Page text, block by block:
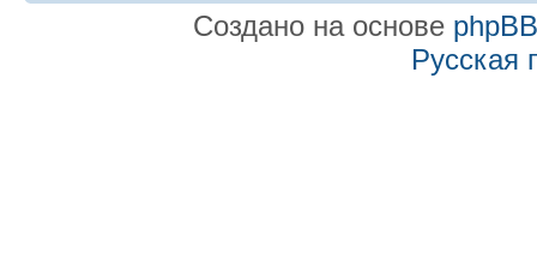
Создано на основе phpBB
Русская